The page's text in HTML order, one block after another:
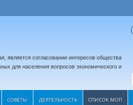
является согласование интересов общества
для населения вопросов экономического и
CОВЕТЫ ДЕЯТЕЛЬНОСТЬ СПИСОК МОП